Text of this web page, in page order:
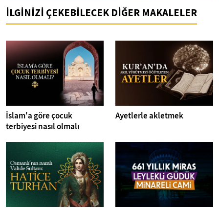
İLGİNİZİ ÇEKEBİLECEK DİĞER MAKALELER
İslam'a göre çocuk
terbiyesi nasıl olmalı
Ayetlerle akletmek